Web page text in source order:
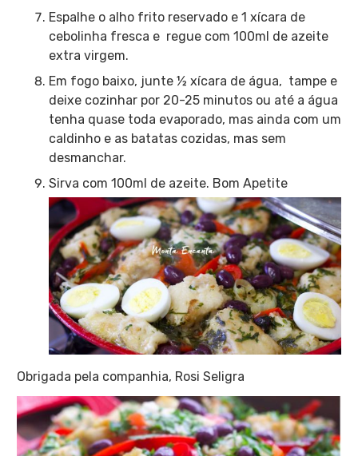
Espalhe o alho frito reservado e 1 xícara de
cebolinha fresca e regue com 100ml de azeite
extra virgem.
Em fogo baixo, junte ½ xícara de água, tampe e
deixe cozinhar por 20-25 minutos ou até a água
tenha quase toda evaporado, mas ainda com um
caldinho e as batatas cozidas, mas sem
desmanchar.
Sirva com 100ml de azeite. Bom Apetite
Obrigada pela companhia, Rosi Seligra